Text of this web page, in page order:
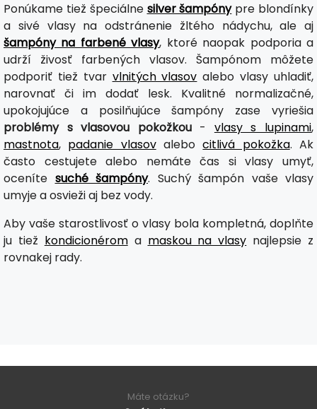
Ponúkame tiež špeciálne silver šampónypre blondínky
a sivé vlasy na odstránenie žltého nádychu, ale aj
šampóny na farbené vlasy, ktoré naopak podporia a
udrží živosť farbených vlasov. Šampónom môžete
podporiť tiež tvar vlnitých vlasov alebo vlasy uhladiť,
narovnať či im dodať lesk. Kvalitné normalizačné,
upokojujúce a posilňujúce šampóny zase vyriešia
problémy s vlasovou pokožkou- vlasy s lupinami,
mastnota, padanie vlasovalebocitlivá pokožka. Ak
často cestujete alebo nemáte čas si vlasy umyť,
oceníte suché šampóny. Suchý šampón vaše vlasy
umyje a osvieži aj bez vody.
Aby vaše starostlivosť o vlasy bola kompletná, doplňte
ju tiež kondicionéroma maskou na vlasy najlepsie z
rovnakej rady.
Máte otázku?